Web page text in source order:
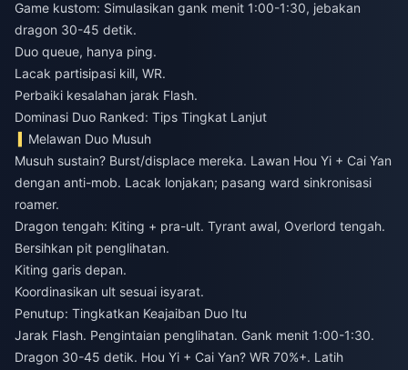
Game kustom: Simulasikan gank menit 1:00-1:30, jebakan
dragon 30-45 detik.
Duo queue, hanya ping.
Lacak partisipasi kill, WR.
Perbaiki kesalahan jarak Flash.
Dominasi Duo Ranked: Tips Tingkat Lanjut
Melawan Duo Musuh
Musuh sustain? Burst/displace mereka. Lawan Hou Yi + Cai Yan
dengan anti-mob. Lacak lonjakan; pasang ward sinkronisasi
roamer.
Dragon tengah: Kiting + pra-ult. Tyrant awal, Overlord tengah.
Bersihkan pit penglihatan.
Kiting garis depan.
Koordinasikan ult sesuai isyarat.
Penutup: Tingkatkan Keajaiban Duo Itu
Jarak Flash. Pengintaian penglihatan. Gank menit 1:00-1:30.
Dragon 30-45 detik. Hou Yi + Cai Yan? WR 70%+. Latih